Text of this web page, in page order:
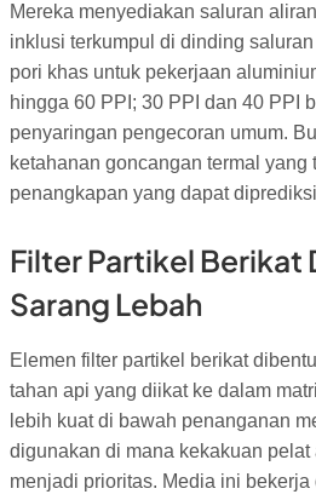
Mereka menyediakan saluran
inklusi terkumpul di dinding
pori khas untuk pekerjaan
hingga 60 PPI; 30 PPI dan 40 PPI
penyaringan pengecoran umum.
ketahanan goncangan termal yang
penangkapan yang dapat
Filter Partikel Berikat
Sarang Lebah
Elemen filter partikel berikat
tahan api yang diikat ke dalam
lebih kuat di bawah penanganan
digunakan di mana kekakuan pelat
menjadi prioritas. Media ini